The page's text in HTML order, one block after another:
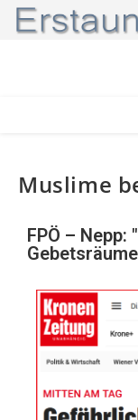
Muslime
FPÖ –